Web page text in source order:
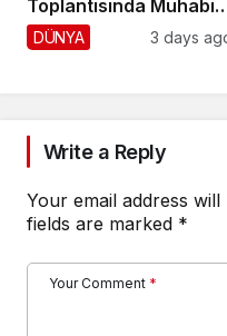
Toplantısında Muhabiri
Fena Yerden Aldı
DÜNYA 3 days
Write a Reply
Your email address
fields are marked *
Your Comment *